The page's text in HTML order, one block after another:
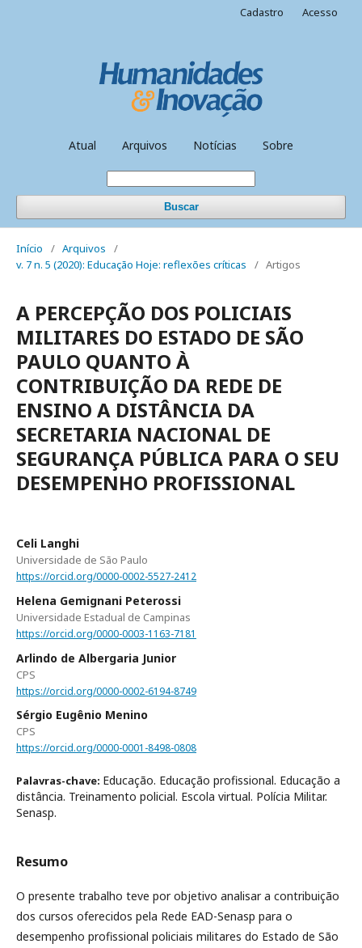
Atual Arquivos Notícias Sobre
Buscar
Cadastro Acesso
Início / Arquivos
/
v. 7 n. 5 (2020): Educação Hoje: reflexões críticas
/ Artigos
A PERCEPÇÃO DOS POLICIAIS
MILITARES DO ESTADO DE SÃO
PAULO QUANTO À
CONTRIBUIÇÃO DA REDE DE
ENSINO A DISTÂNCIA DA
SECRETARIA NACIONAL DE
SEGURANÇA PÚBLICA PARA O SEU
DESEMPENHO PROFISSIONAL
Celi Langhi
Universidade de São Paulo
https://orcid.org/0000-0002-5527-2412
Helena Gemignani Peterossi
Universidade Estadual de Campinas
https://orcid.org/0000-0003-1163-7181
Arlindo de Albergaria Junior
CPS
https://orcid.org/0000-0002-6194-8749
Sérgio Eugênio Menino
CPS
https://orcid.org/0000-0001-8498-0808
Palavras-chave: Educação. Educação profissional. Educação a
distância. Treinamento policial. Escola virtual. Polícia Militar.
Senasp.
Resumo
O presente trabalho teve por objetivo analisar a contribuição
dos cursos oferecidos pela Rede EAD-Senasp para o
desempenho profissional policiais militares do Estado de São